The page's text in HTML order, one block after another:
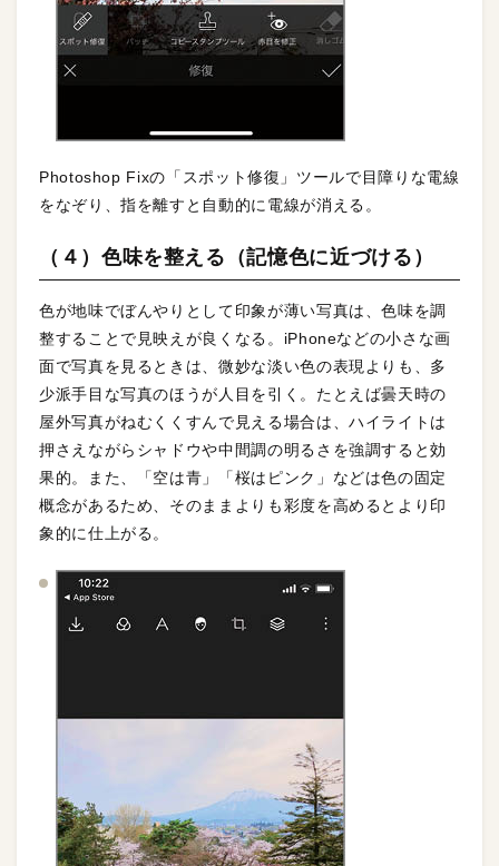
Photoshop Fixの「スポット修復」ツールで目障りな電線
をなぞり、指を離すと自動的に電線が消える。
（４）色味を整える（記憶色に近づける）
色が地味でぼんやりとして印象が薄い写真は、色味を調
整することで見映えが良くなる。iPhoneなどの小さな画
面で写真を見るときは、微妙な淡い色の表現よりも、多
少派手目な写真のほうが人目を引く。たとえば曇天時の
屋外写真がねむくくすんで見える場合は、ハイライトは
押さえながらシャドウや中間調の明るさを強調すると効
果的。また、「空は青」「桜はピンク」などは色の固定
概念があるため、そのままよりも彩度を高めるとより印
象的に仕上がる。